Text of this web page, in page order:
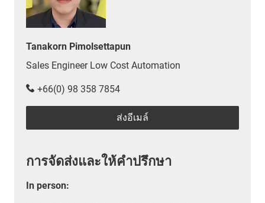
Tanakorn Pimolsettapun
Sales Engineer Low Cost Automation
+66(0) 98 358 7854
ส่งอีเมล์
การจัดส่งและให้คำปรึกษา
In person: